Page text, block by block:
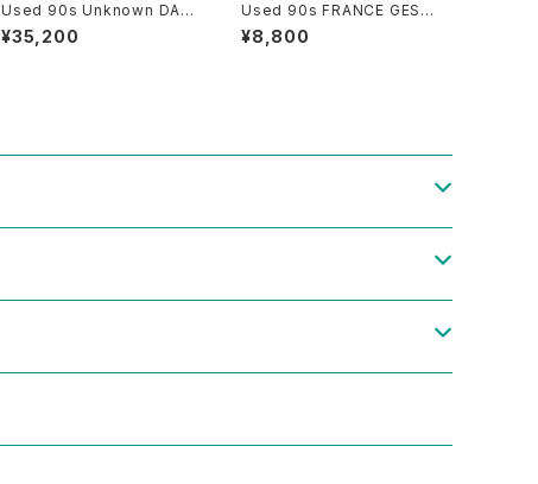
Used 90s Unknown DAVI
D COPPERFIELD Photo G
raphic T-Shirt Size 2XL
¥35,200
Used 90s FRANCE GESI
M CORP The Simpsons B
art Black Cotton Tank To
¥8,800